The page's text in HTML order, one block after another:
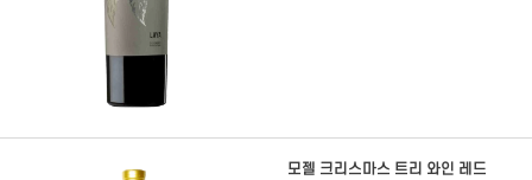
모젤 크리스마스 트리 와인 레드